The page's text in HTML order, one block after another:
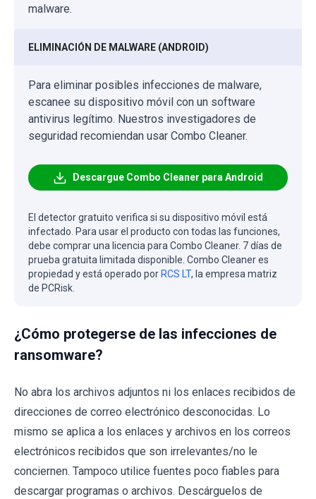
malware.
ELIMINACIÓN DE MALWARE (ANDROID)
Para eliminar posibles infecciones de malware,
escanee su dispositivo móvil con un software
antivirus legítimo. Nuestros investigadores de
seguridad recomiendan usar Combo Cleaner.
Descargue Combo Cleaner para Android
El detector gratuito verifica si su dispositivo móvil está
infectado. Para usar el producto con todas las funciones,
debe comprar una licencia para Combo Cleaner. 7 días de
prueba gratuita limitada disponible. Combo Cleaner es
propiedad y está operado por RCS LT, la empresa matriz
de PCRisk.
¿Cómo protegerse de las infecciones de
ransomware?
No abra los archivos adjuntos ni los enlaces recibidos de
direcciones de correo electrónico desconocidas. Lo
mismo se aplica a los enlaces y archivos en los correos
electrónicos recibidos que son irrelevantes/no le
conciernen. Tampoco utilice fuentes poco fiables para
descargar programas o archivos. Descárguelos de